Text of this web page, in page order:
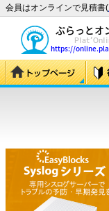
会員はオンラインで見積書(